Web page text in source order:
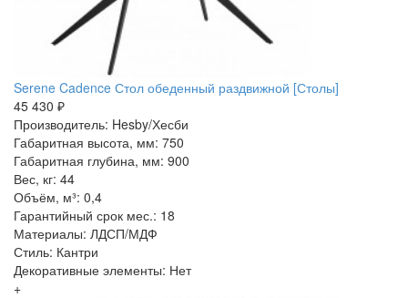
Serene Cadence Стол обеденный раздвижной [Столы]
45 430 ₽
Производитель: Hesby/Хесби
Габаритная высота, мм: 750
Габаритная глубина, мм: 900
Вес, кг: 44
Объём, м³: 0,4
Гарантийный срок мес.: 18
Материалы: ЛДСП/МДФ
Стиль: Кантри
Декоративные элементы: Нет
+